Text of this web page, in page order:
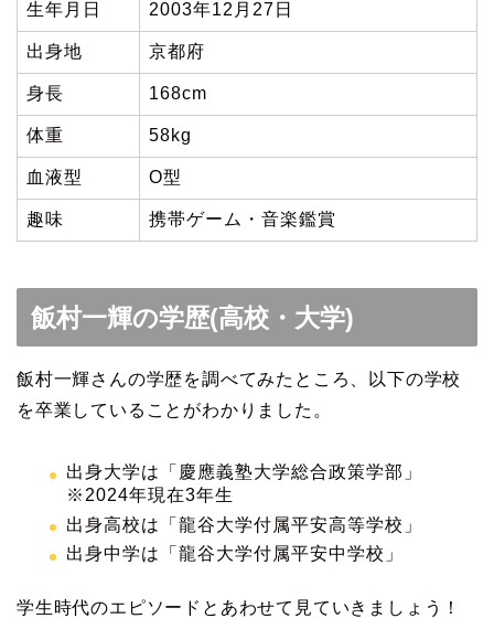
生年月日 2003年12月27日
出身地 京都府
身長 168cm
体重 58kg
血液型 O型
趣味 携帯ゲーム・音楽鑑賞
飯村一輝の学歴(高校・大学)
飯村一輝さんの学歴を調べてみたところ、以下の学校
を卒業していることがわかりました。
出身大学は「慶應義塾大学総合政策学部」
※2024年現在3年生
出身高校は「龍谷大学付属平安高等学校」
出身中学は「龍谷大学付属平安中学校」
学生時代のエピソードとあわせて見ていきましょう！